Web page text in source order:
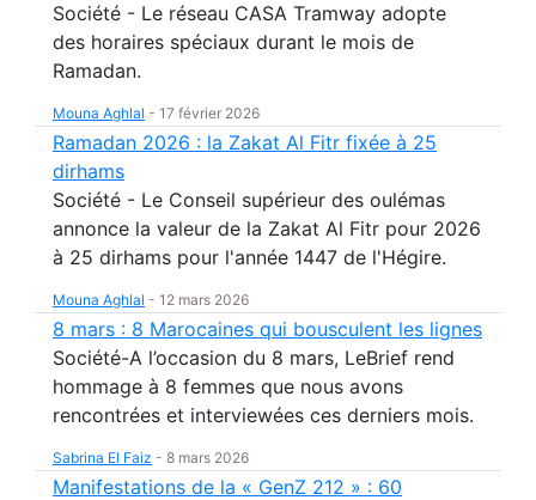
Société - Le réseau CASA Tramway adopte
des horaires spéciaux durant le mois de
Ramadan.
Mouna Aghlal - 17 février 2026
Ramadan 2026 : la Zakat Al Fitr fixée à 25
dirhams
Société - Le Conseil supérieur des oulémas
annonce la valeur de la Zakat Al Fitr pour 2026
à 25 dirhams pour l'année 1447 de l'Hégire.
Mouna Aghlal - 12 mars 2026
8 mars : 8 Marocaines qui bousculent les lignes
Société-A l’occasion du 8 mars, LeBrief rend
hommage à 8 femmes que nous avons
rencontrées et interviewées ces derniers mois.
Sabrina El Faiz - 8 mars 2026
Manifestations de la « GenZ 212 » : 60